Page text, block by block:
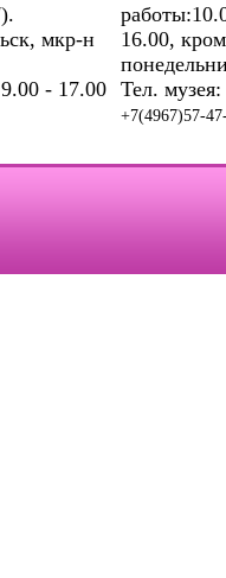
мкр-н
- 17.00
16.00,
Тел. музея:
+7(4967)57-